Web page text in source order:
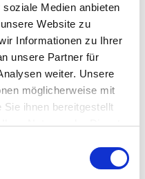
Medien anbieten
Website zu
Informationen zu Ihrer
unsere Partner für
weiter. Unsere
möglicherweise mit
ihnen bereitgestellt
Nutzung der Dienste
Button: